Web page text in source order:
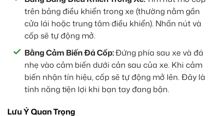
trên bảng điều khiển trong xe (thường nằm gần
cửa lái hoặc trung tâm điều khiển). Nhấn nút và
cốp sẽ tự động mở.
Bằng Cảm Biến Đá Cốp:Đứng phía sau xe và đá
nhẹ vào cảm biến dưới cản sau của xe. Khi cảm
biến nhận tín hiệu, cốp sẽ tự động mở lên. Đây là
tính năng tiện lợi khi bạn tay đang bận.
Lưu Ý Quan Trọng